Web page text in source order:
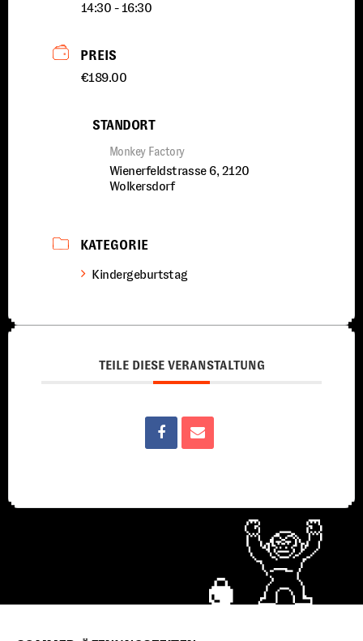
14:30 - 16:30
PREIS
€189.00
STANDORT
Monkey Factory
Wienerfeldstrasse 6, 2120
Wolkersdorf
KATEGORIE
Kindergeburtstag
TEILE DIESE VERANSTALTUNG